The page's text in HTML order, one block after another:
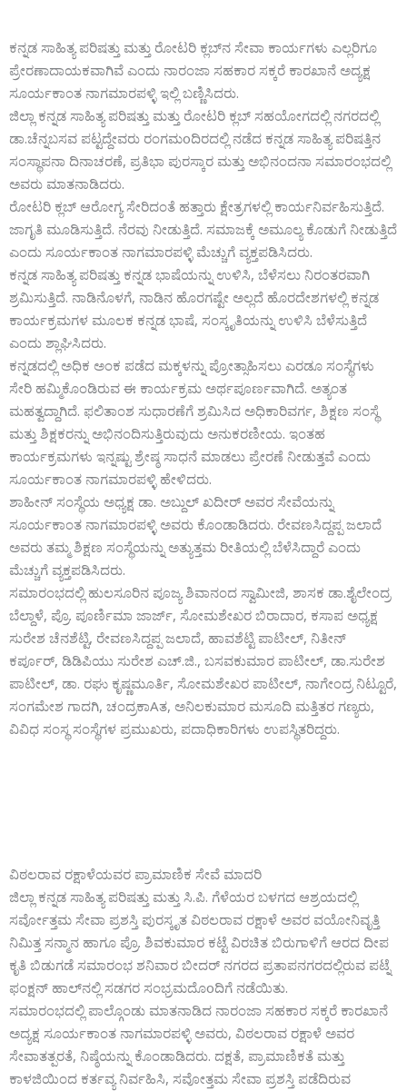
ಕನ್ನಡ ಸಾಹಿತ್ಯ ಪರಿಷತ್ತು ಮತ್ತು ರೋಟರಿ ಕ್ಲಬ್‌ನ ಸೇವಾ ಕಾರ್ಯಗಳು ಎಲ್ಲರಿಗೂ
ಪ್ರೇರಣಾದಾಯಕವಾಗಿವೆ ಎಂದು ನಾರಂಜಾ ಸಹಕಾರ ಸಕ್ಕರೆ ಕಾರಖಾನೆ ಅದ್ಯಕ್ಷ
ಸೂರ್ಯಕಾಂತ ನಾಗಮಾರಪಳ್ಳಿ ಇಲ್ಲಿ ಬಣ್ಣಿಸಿದರು.
ಜಿಲ್ಲಾ ಕನ್ನಡ ಸಾಹಿತ್ಯ ಪರಿಷತ್ತು ಮತ್ತು ರೋಟರಿ ಕ್ಲಬ್ ಸಹಯೋಗದಲ್ಲಿ ನಗರದಲ್ಲಿ
ಡಾ.ಚೆನ್ನಬಸವ ಪಟ್ಟದ್ದೇವರು ರಂಗಮoದಿರದಲ್ಲಿ ನಡೆದ ಕನ್ನಡ ಸಾಹಿತ್ಯ ಪರಿಷತ್ತಿನ
ಸಂಸ್ಥಾಪನಾ ದಿನಾಚರಣೆ, ಪ್ರತಿಭಾ ಪುರಸ್ಕಾರ ಮತ್ತು ಅಭಿನಂದನಾ ಸಮಾರಂಭದಲ್ಲಿ
ಅವರು ಮಾತನಾಡಿದರು.
ರೋಟರಿ ಕ್ಲಬ್ ಆರೋಗ್ಯ ಸೇರಿದಂತೆ ಹತ್ತಾರು ಕ್ಷೇತ್ರಗಳಲ್ಲಿ ಕಾರ್ಯನಿರ್ವಹಿಸುತ್ತಿದೆ.
ಜಾಗೃತಿ ಮೂಡಿಸುತ್ತಿದೆ. ನೆರವು ನೀಡುತ್ತಿದೆ. ಸಮಾಜಕ್ಕೆ ಅಮೂಲ್ಯ ಕೊಡುಗೆ ನೀಡುತ್ತಿದೆ
ಎಂದು ಸೂರ್ಯಕಾಂತ ನಾಗಮಾರಪಳ್ಳಿ ಮೆಚ್ಚುಗೆ ವ್ಯಕ್ತಪಡಿಸಿದರು.
ಕನ್ನಡ ಸಾಹಿತ್ಯ ಪರಿಷತ್ತು ಕನ್ನಡ ಭಾಷೆಯನ್ನು ಉಳಿಸಿ, ಬೆಳೆಸಲು ನಿರಂತರವಾಗಿ
ಶ್ರಮಿಸುತ್ತಿದೆ. ನಾಡಿನೊಳಗೆ, ನಾಡಿನ ಹೊರಗಷ್ಟೇ ಅಲ್ಲದೆ ಹೊರದೇಶಗಳಲ್ಲಿ ಕನ್ನಡ
ಕಾರ್ಯಕ್ರಮಗಳ ಮೂಲಕ ಕನ್ನಡ ಭಾಷೆ, ಸಂಸ್ಕೃತಿಯನ್ನು ಉಳಿಸಿ ಬೆಳೆಸುತ್ತಿದೆ
ಎಂದು ಶ್ಲಾಘಿಸಿದರು.
ಕನ್ನಡದಲ್ಲಿ ಅಧಿಕ ಅಂಕ ಪಡೆದ ಮಕ್ಕಳನ್ನು ಪ್ರೋತ್ಸಾಹಿಸಲು ಎರಡೂ ಸಂಸ್ಥೆಗಳು
ಸೇರಿ ಹಮ್ಮಿಕೊಂಡಿರುವ ಈ ಕಾರ್ಯಕ್ರಮ ಅರ್ಥಪೂರ್ಣವಾಗಿದೆ. ಅತ್ಯಂತ
ಮಹತ್ವದ್ದಾಗಿದೆ. ಫಲಿತಾಂಶ ಸುಧಾರಣೆಗೆ ಶ್ರಮಿಸಿದ ಅಧಿಕಾರಿವರ್ಗ, ಶಿಕ್ಷಣ ಸಂಸ್ಥೆ
ಮತ್ತು ಶಿಕ್ಷಕರನ್ನು ಅಭಿನಂದಿಸುತ್ತಿರುವುದು ಅನುಕರಣೀಯ. ಇಂತಹ
ಕಾರ್ಯಕ್ರಮಗಳು ಇನ್ನಷ್ಟು ಶ್ರೇಷ್ಠ ಸಾಧನೆ ಮಾಡಲು ಪ್ರೇರಣೆ ನೀಡುತ್ತವೆ ಎಂದು
ಸೂರ್ಯಕಾಂತ ನಾಗಮಾರಪಳ್ಳಿ ಹೇಳಿದರು.
ಶಾಹೀನ್ ಸಂಸ್ಥೆಯ ಅಧ್ಯಕ್ಷ ಡಾ. ಅಬ್ದುಲ್ ಖದೀರ್ ಅವರ ಸೇವೆಯನ್ನು
ಸೂರ್ಯಕಾಂತ ನಾಗಮಾರಪಳ್ಳಿ ಅವರು ಕೊಂಡಾಡಿದರು. ರೇವಣಸಿದ್ದಪ್ಪ ಜಲಾದೆ
ಅವರು ತಮ್ಮ ಶಿಕ್ಷಣ ಸಂಸ್ಥೆಯನ್ನು ಅತ್ಯುತ್ತಮ ರೀತಿಯಲ್ಲಿ ಬೆಳೆಸಿದ್ದಾರೆ ಎಂದು
ಮೆಚ್ಚುಗೆ ವ್ಯಕ್ತಪಡಿಸಿದರು.
ಸಮಾರಂಭದಲ್ಲಿ ಹುಲಸೂರಿನ ಪೂಜ್ಯ ಶಿವಾನಂದ ಸ್ವಾಮೀಜಿ, ಶಾಸಕ ಡಾ.ಶೈಲೇಂದ್ರ
ಬೆಲ್ದಾಳೆ, ಪ್ರೊ. ಪೂರ್ಣಿಮಾ ಜಾರ್ಜ್, ಸೋಮಶೇಖರ ಬಿರಾದಾರ, ಕಸಾಪ ಅಧ್ಯಕ್ಷ
ಸುರೇಶ ಚೆನಶೆಟ್ಟಿ, ರೇವಣಸಿದ್ದಪ್ಪ ಜಲಾದೆ, ಹಾವಶೆಟ್ಟಿ ಪಾಟೀಲ್, ನಿತೀನ್
ಕರ್ಪೂರ್, ಡಿಡಿಪಿಯು ಸುರೇಶ ಎಚ್.ಜಿ., ಬಸವಕುಮಾರ ಪಾಟೀಲ್, ಡಾ.ಸುರೇಶ
ಪಾಟೀಲ್, ಡಾ. ರಘು ಕೃಷ್ಣಮೂರ್ತಿ, ಸೋಮಶೇಖರ ಪಾಟೀಲ್, ನಾಗೇಂದ್ರ ನಿಟ್ಟೂರೆ,
ಸಂಗಮೇಶ ಗಾದಗಿ, ಚಂದ್ರಕಾAತ, ಅನಿಲಕುಮಾರ ಮಸೂದಿ ಮತ್ತಿತರ ಗಣ್ಯರು,
ವಿವಿಧ ಸಂಸ್ಥ ಸಂಸ್ಥೆಗಳ ಪ್ರಮುಖರು, ಪದಾಧಿಕಾರಿಗಳು ಉಪಸ್ಥಿತರಿದ್ದರು.
ವಿಠಲರಾವ ರಕ್ಷಾಳೆಯವರ ಪ್ರಾಮಾಣಿಕ ಸೇವೆ ಮಾದರಿ
ಜಿಲ್ಲಾ ಕನ್ನಡ ಸಾಹಿತ್ಯ ಪರಿಷತ್ತು ಮತ್ತು ಸಿ.ಪಿ. ಗೆಳೆಯರ ಬಳಗದ ಆಶ್ರಯದಲ್ಲಿ
ಸರ್ವೋತ್ತಮ ಸೇವಾ ಪ್ರಶಸ್ತಿ ಪುರಸ್ಕೃತ ವಿಠಲರಾವ ರಕ್ಷಾಳೆ ಅವರ ವಯೋನಿವೃತ್ತಿ
ನಿಮಿತ್ತ ಸನ್ಮಾನ ಹಾಗೂ ಪ್ರೊ. ಶಿವಕುಮಾರ ಕಟ್ಟೆ ವಿರಚಿತ ಬಿರುಗಾಳಿಗೆ ಆರದ ದೀಪ
ಕೃತಿ ಬಿಡುಗಡೆ ಸಮಾರಂಭ ಶನಿವಾರ ಬೀದರ್ ನಗರದ ಪ್ರತಾಪನಗರದಲ್ಲಿರುವ ಪಟ್ನೆ
ಫಂಕ್ಷನ್ ಹಾಲ್‌ನಲ್ಲಿ ಸಡಗರ ಸಂಭ್ರಮದೊoದಿಗೆ ನಡೆಯಿತು.
ಸಮಾರಂಭದಲ್ಲಿ ಪಾಲ್ಗೊಂಡು ಮಾತನಾಡಿದ ನಾರಂಜಾ ಸಹಕಾರ ಸಕ್ಕರೆ ಕಾರಖಾನೆ
ಅದ್ಯಕ್ಷ ಸೂರ್ಯಕಾಂತ ನಾಗಮಾರಪಳ್ಳಿ ಅವರು, ವಿಠಲರಾವ ರಕ್ಷಾಳೆ ಅವರ
ಸೇವಾತತ್ಪರತೆ, ನಿಷ್ಠೆಯನ್ನು ಕೊಂಡಾಡಿದರು. ದಕ್ಷತೆ, ಪ್ರಾಮಾಣಿಕತೆ ಮತ್ತು
ಕಾಳಜಿಯಿಂದ ಕರ್ತವ್ಯ ನಿರ್ವಹಿಸಿ, ಸವೋತ್ತಮ ಸೇವಾ ಪ್ರಶಸ್ತಿ ಪಡೆದಿರುವ